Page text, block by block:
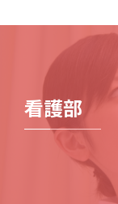
看護部